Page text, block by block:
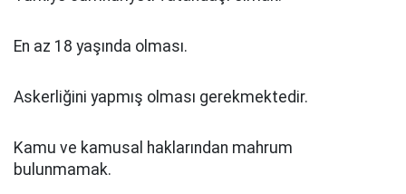
En az 18 yaşında olması.
Askerliğini yapmış olması gerekmektedir.
Kamu ve kamusal haklarından mahrum
bulunmamak.